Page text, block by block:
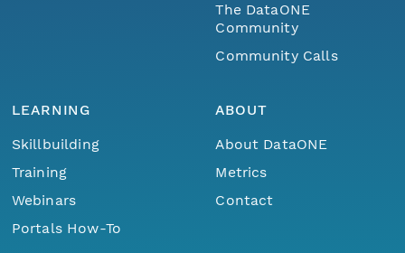
The DataONE
Community
Community Calls
LEARNING
Skillbuilding
Training
Webinars
Portals How-To
ABOUT
About DataONE
Metrics
Contact